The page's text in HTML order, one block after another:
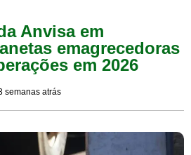
Anvisa em
emagrecedoras
em 2026
semanas atrás